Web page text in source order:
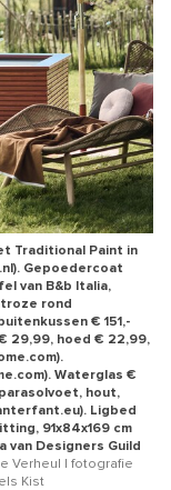
Traditional Paint in
Gepoedercoat
van B&b Italia,
rond
€ 151,-
29,99, hoed € 22,99,
Waterglas €
hout,
Ligbed
91x84x169 cm
van Designers Guild
Verheul | fotografie
Kist